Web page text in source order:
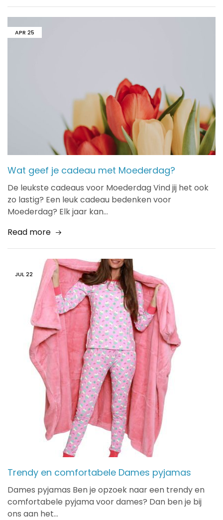
APR 25
Wat geef je cadeau met Moederdag?
De leukste cadeaus voor Moederdag Vind jij het ook
zo lastig? Een leuk cadeau bedenken voor
Moederdag? Elk jaar kan…
Read more
JUL22
Trendy en comfortabele Dames pyjamas
Dames pyjamas Ben je opzoek naar een trendy en
comfortabele pyjama voor dames? Dan ben je bij
ons aan het…